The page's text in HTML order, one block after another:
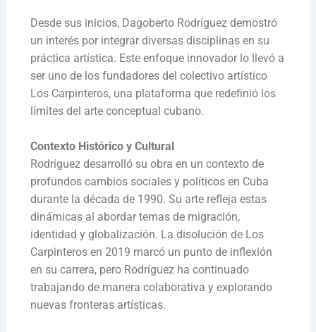
Desde sus inicios, Dagoberto Rodríguez demostró
un interés por integrar diversas disciplinas en su
práctica artística. Este enfoque innovador lo llevó a
ser uno de los fundadores del colectivo artístico
Los Carpinteros, una plataforma que redefinió los
límites del arte conceptual cubano.
Contexto Histórico y Cultural
Rodríguez desarrolló su obra en un contexto de
profundos cambios sociales y políticos en Cuba
durante la década de 1990. Su arte refleja estas
dinámicas al abordar temas de migración,
identidad y globalización. La disolución de Los
Carpinteros en 2019 marcó un punto de inflexión
en su carrera, pero Rodríguez ha continuado
trabajando de manera colaborativa y explorando
nuevas fronteras artísticas.